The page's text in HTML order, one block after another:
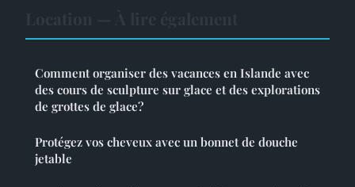
Comment organiser des vacances en Islande avec
des cours de sculpture sur glace et des explorations
de grottes de glace?
Protégez vos cheveux avec un bonnet de douche
jetable